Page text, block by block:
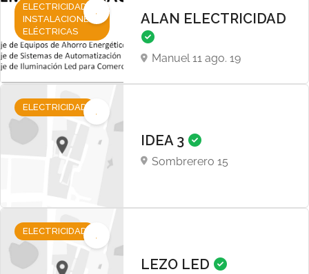
ELECTRICIDAD,
INSTALACIONES
ELÉCTRICAS
ALAN ELECTRICIDAD
Manuel 11 ago. 19
ELECTRICIDAD
IDEA 3
Sombrerero 15
ELECTRICIDAD
LEZO LED